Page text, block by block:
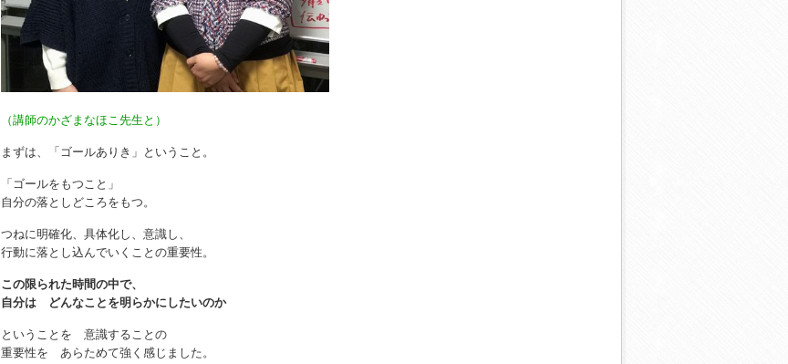
（講師のかざまなほこ先生と）
まずは、「ゴールありき」ということ。
「ゴールをもつこと」
自分の落としどころをもつ。
つねに明確化、具体化し、意識し、
行動に落とし込んでいくことの重要性。
この限られた時間の中で、
自分は どんなことを明らかにしたいのか
ということを 意識することの
重要性を あらためて強く感じました。